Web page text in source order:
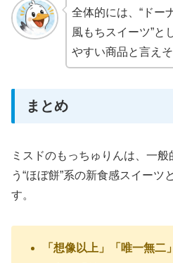
全体的には、“ドー
風もちスイーツ”と
やすい商品と言えそ
まとめ
ミスドのもっちゅりんは、一
う“ほぼ餅”系の新食感スイーツ
す。
「想像以上」「唯一無二